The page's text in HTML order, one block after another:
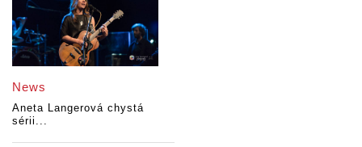
News
Aneta Langerová chystá
sérii...